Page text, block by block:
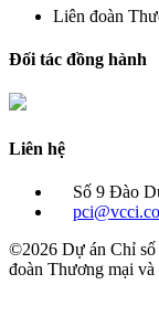
Liên đoàn
Đối tác đồng hành
Liên hệ
Số 9 Đào
©2026 Dự án Chỉ số
đoàn Thương mại